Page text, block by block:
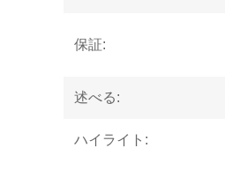
保証:
述べる:
ハイライト: